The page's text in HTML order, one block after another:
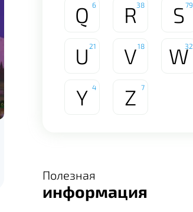
Q 6 R38 S79
U 21 V18 W32
Y 4 Z 7
Полезная
информация